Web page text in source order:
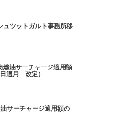
ュツットガルト事務所移
燃油サーチャージ適用額
適用 改定）
サーチャージ適用額の